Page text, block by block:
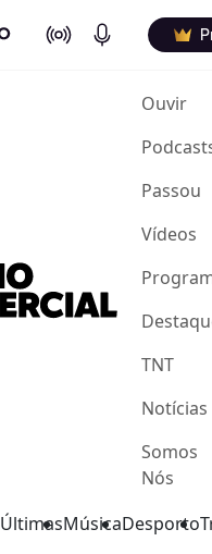
On Air Podcasts
Ouvir
Passou
Vídeos
TNT
Notícias
Somos
Nós
ÚltimasMúsicaDesporto